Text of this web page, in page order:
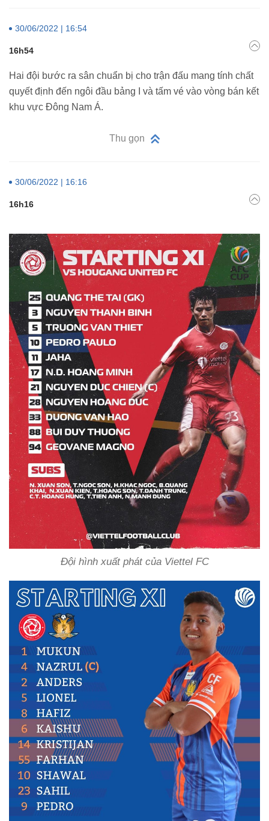
30/06/2022 | 16:54
16h54
Hai đội bước ra sân chuẩn bị cho trận đấu mang tính chất
quyết định đến ngôi đầu bảng I và tấm vé vào vòng bán kết
khu vực Đông Nam Á.
Thu gọn
30/06/2022 | 16:16
16h16
Đội hình xuất phát của Viettel FC